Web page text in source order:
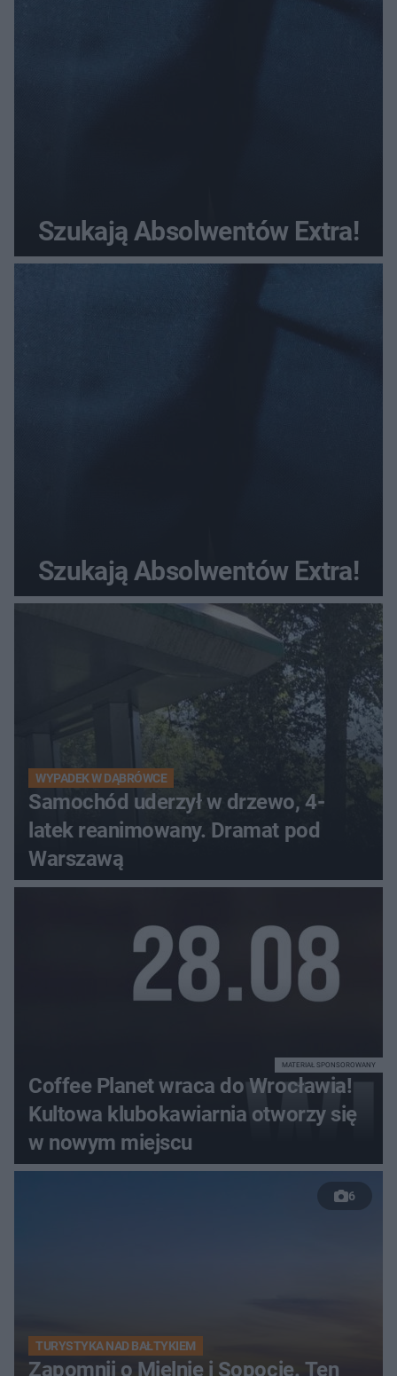
Szukają Absolwentów Extra!
Szukają Absolwentów Extra!
WYPADEK W DĄBRÓWCE
Samochód uderzył w drzewo, 4-
latek reanimowany. Dramat pod
Warszawą
Coffee Planet wraca do Wrocławia!
Kultowa klubokawiarnia otworzy się
w nowym miejscu
MATERIAŁ SPONSOROWANY
6
TURYSTYKA NAD BAŁTYKIEM
Zapomnij o Mielnie i Sopocie. Ten